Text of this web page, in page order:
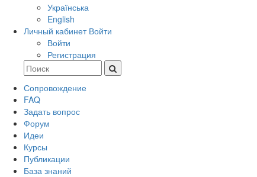
Українська
English
Личный кабинет Войти
Войти
Регистрация
Сопровождение
FAQ
Задать вопрос
Форум
Идеи
Курсы
Публикации
База знаний